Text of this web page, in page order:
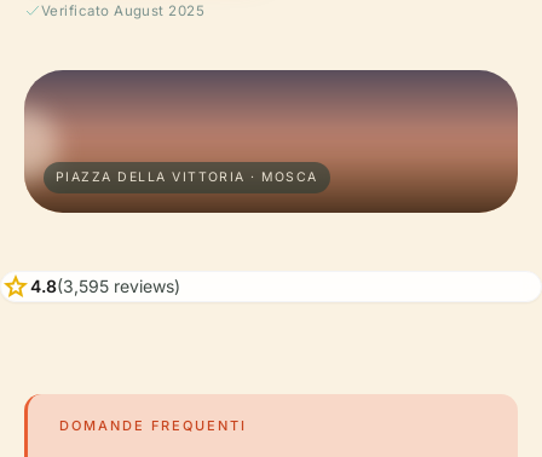
Verificato August 2025
PIAZZA DELLA VITTORIA · MOSCA
star4.8(3,595 reviews)
DOMANDE FREQUENTI